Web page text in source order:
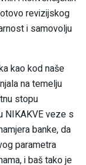
revizijskog
i samovolju
kao kod naše
na temelju
stopu
NIKAKVE veze s
banke, da
parametra
i baš tako je